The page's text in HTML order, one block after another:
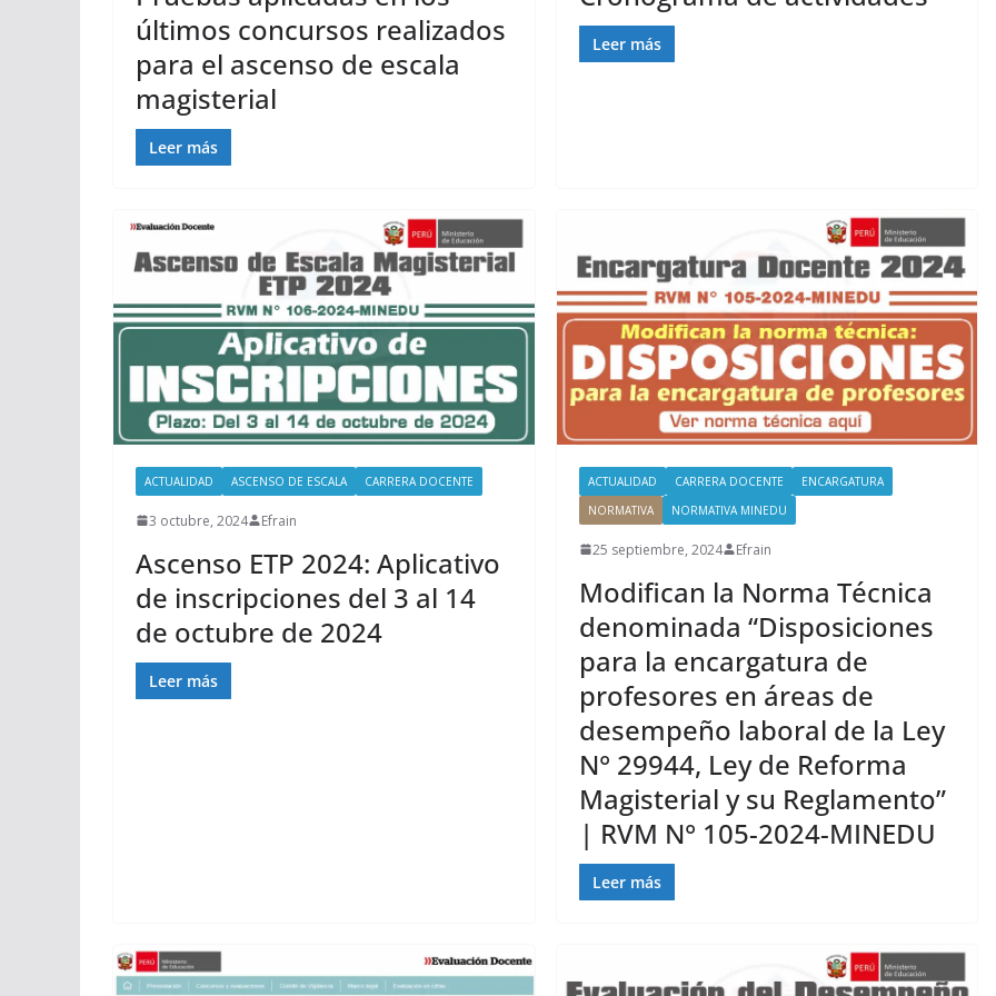
últimos concursos realizados
para el ascenso de escala
magisterial
Leer más
Leer más
ACTUALIDAD ASCENSO DE ESCALA CARRERA DOCENTE
3 octubre, 2024 Efrain
Ascenso ETP 2024: Aplicativo
de inscripciones del 3 al 14
de octubre de 2024
Leer más
ACTUALIDAD CARRERA DOCENTE
ENCARGATURA
NORMATIVA
NORMATIVA MINEDU
25 septiembre, 2024 Efrain
Modifican la Norma Técnica
denominada “Disposiciones
para la encargatura de
profesores en áreas de
desempeño laboral de la Ley
N° 29944, Ley de Reforma
Magisterial y su Reglamento”
| RVM N° 105-2024-MINEDU
Leer más